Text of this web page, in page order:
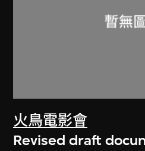
火鳥電影會
Revised draft